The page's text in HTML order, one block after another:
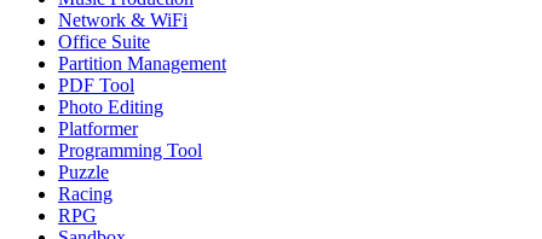
Network & WiFi
Office Suite
Partition Management
PDF Tool
Photo Editing
Platformer
Programming Tool
Puzzle
Racing
RPG